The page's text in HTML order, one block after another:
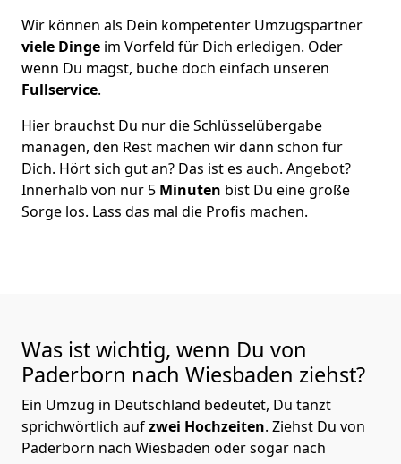
Wir können als Dein kompetenter Umzugspartner
viele Dinge im Vorfeld für Dich erledigen. Oder
wenn Du magst, buche doch einfach unseren
Fullservice.
Hier brauchst Du nur die Schlüsselübergabe
managen, den Rest machen wir dann schon für
Dich. Hört sich gut an? Das ist es auch. Angebot?
Innerhalb von nur 5 Minuten bist Du eine große
Sorge los. Lass das mal die Profis machen.
Was ist wichtig, wenn Du von
Paderborn nach Wiesbaden ziehst?
Ein Umzug in Deutschland bedeutet, Du tanzt
sprichwörtlich aufzwei Hochzeiten. Ziehst Du von
Paderborn nach Wiesbaden oder sogar nach